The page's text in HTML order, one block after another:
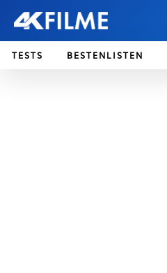
TESTS BESTENLISTEN